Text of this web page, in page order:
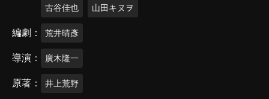
古谷佳也 山田キヌヲ
編劇 荒井晴彥
導演 廣木隆一
原著 井上荒野